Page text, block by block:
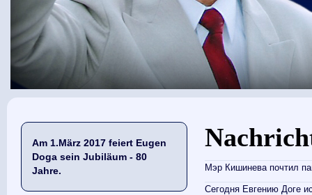
Am 1.März 2017 feiert Eugen
Doga sein Jubiläum - 80
Jahre.
Sie sind hier
Мэр Кишинева почтил
Сегодня Евгению Доге